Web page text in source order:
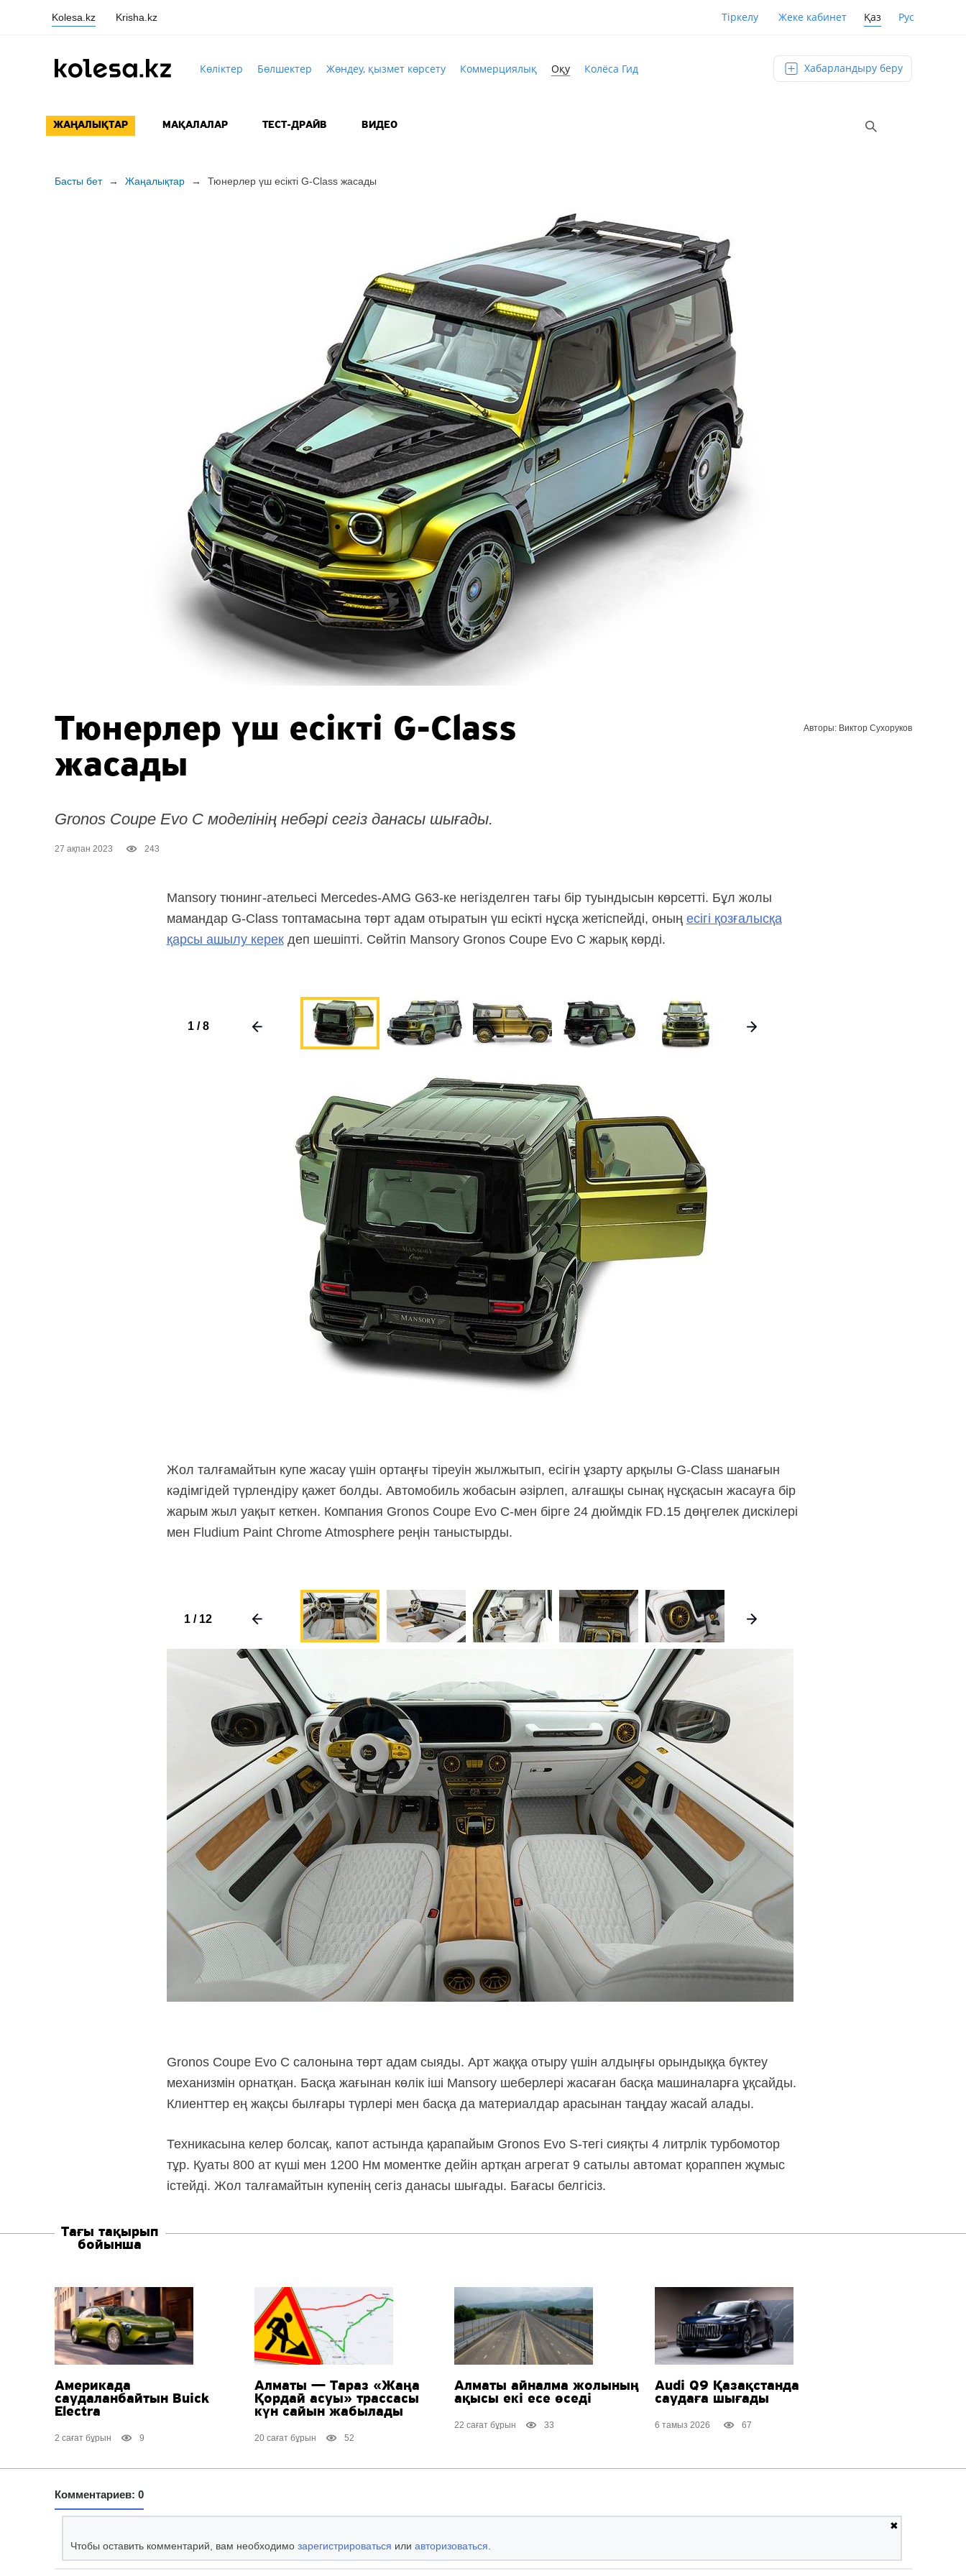
Kolesa.kz Krisha.kz Тіркелу Жеке кабинет Қаз Рус
Көліктер Бөлшектер Жөндеу, қызмет көрсету Коммерциялық Оқу Колёса Гид Хабарландыру беру
ЖАҢАЛЫҚТАР МАҚАЛАЛАР ТЕСТ-ДРАЙВ ВИДЕО
Басты бет → Жаңалықтар → Тюнерлер үш есікті G-Classжасады
Тюнерлер үш есікті G-Class
жасады
Gronos Coupe Evo С моделінің небәрі сегіз данасы шығады.
27 ақпан 2023 243
Авторы: Виктор Сухоруков
Mansory тюнинг-ательесі Mercedes-AMG G63-кенегізделген тағы бір туындысын көрсетті. Бұл жолы
мамандар G-Classтоптамасына төрт адам отыратын үш есікті нұсқа жетіспейді, оның есігі қозғалысқа
қарсы ашылу керекдеп шешіпті. Сөйтіп Mansory Gronos Coupe Evo С жарық көрді.
1/8
Жол талғамайтын купе жасау үшін ортаңғы тіреуін жылжытып, есігін ұзарту арқылы G-Classшанағын
кәдімгідей түрлендіру қажет болды. Автомобиль жобасын әзірлеп, алғашқы сынақ нұсқасын жасауға бір
жарым жыл уақыт кеткен. Компания Gronos Coupe Evo С-мен бірге 24 дюймдік FD.15 дөңгелек дискілері
мен Fludium Paint Chrome Atmosphere реңін таныстырды.
1 / 12
Gronos Coupe Evo С салонына төрт адам сыяды. Арт жаққа отыру үшін алдыңғы орындыққа бүктеу
механизмін орнатқан. Басқа жағынан көлік іші Mansory шеберлері жасаған басқа машиналарға ұқсайды.
Клиенттер ең жақсы былғары түрлері мен басқа да материалдар арасынан таңдау жасай алады.
Техникасына келер болсақ, капот астында қарапайым Gronos Evo S-тегі сияқты 4 литрлік турбомотор
тұр. Қуаты 800 ат күші мен 1200 Нм моментке дейін артқан агрегат 9 сатылы автомат қораппен жұмыс
істейді. Жол талғамайтын купенің сегіз данасы шығады. Бағасы белгісіз.
Тағы тақырып
бойынша
Америкада
саудаланбайтын Buick
Electra
2 сағат бұрын 9
Алматы — Тараз «Жаңа
Қордай асуы» трассасы
күн сайын жабылады
20 сағат бұрын 52
Алматы айналма жолының
ақысы екі есе өседі
22 сағат бұрын 33
Audi Q9 Қазақстанда
саудаға шығады
6 тамыз 2026 67
Комментариев: 0
✖
Чтобы оставить комментарий, вам необходимо зарегистрироваться или авторизоваться.